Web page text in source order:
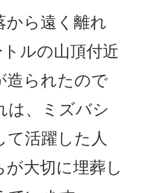
から遠く離れ
ルの山頂付近
造られたので
は、ミズバシ
て活躍した人
大切に埋葬し